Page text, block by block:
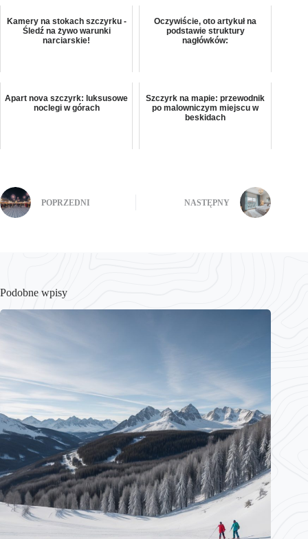
Kamery na stokach szczyrku -
Śledź na żywo warunki
narciarskie!
Oczywiście, oto artykuł na
podstawie struktury
nagłówków:
Apart nova szczyrk: luksusowe
noclegi w górach
Szczyrk na mapie: przewodnik
po malowniczym miejscu w
beskidach
POPRZEDNI NASTĘPNY
Podobne wpisy